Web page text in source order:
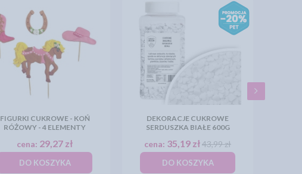
FIGURKI CUKROWE - KOŃ
RÓŻOWY - 4 ELEMENTY
cena: 29,27 zł
DO KOSZYKA
DEKORACJE CUKROWE
SERDUSZKA BIAŁE 600G
cena: 35,19 zł43,99 zł
DO KOSZYKA